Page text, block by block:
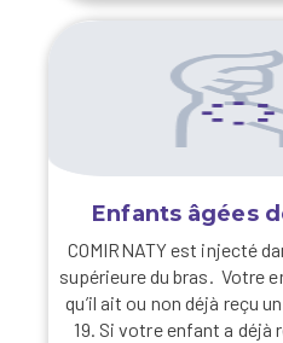
Enfants âgées
COMIRNATY est injecté
supérieure du bras. Votre
qu’il ait ou non déjà reçu
19. Si votre enfant a déjà